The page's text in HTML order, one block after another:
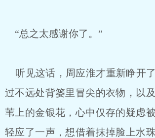
“总之太感谢你了。”
听见这话，周应淮才重新睁开
过不远处背篓里冒尖的衣物，以
苇上的金银花，心中仅存的疑虑
轻应了一声，想借着抹掉脸上水